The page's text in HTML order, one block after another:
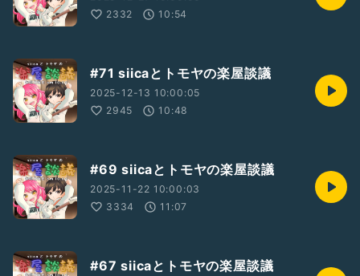
2332
10:54
#71 siicaとトモヤの楽屋談議
2025-12-13 10:00:05
2945
10:48
#69 siicaとトモヤの楽屋談議
2025-11-22 10:00:03
3334
11:07
#67 siicaとトモヤの楽屋談議